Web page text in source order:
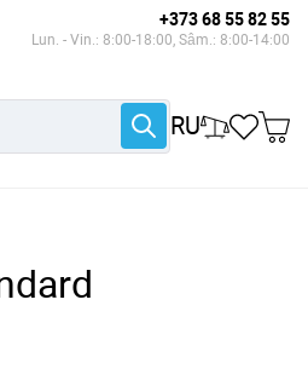
+373 68 55 82 55
Lun. - Vin.: 8:00-18:00, Sâm.: 8:00-14:00
RU